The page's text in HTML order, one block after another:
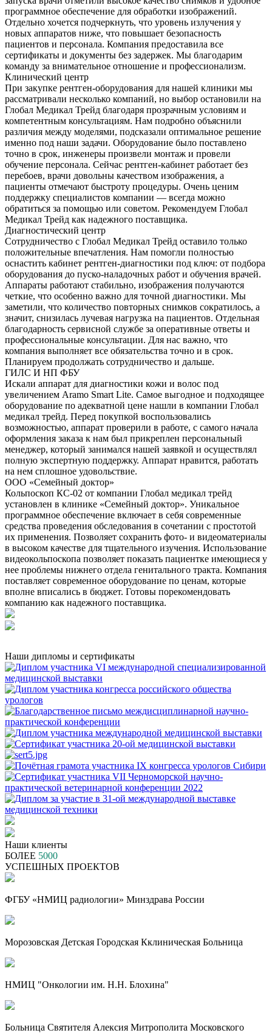
программное обеспечение для обработки изображений.
Отдельно хочется подчеркнуть, что уровень излучения у
новых аппаратов ниже, что повышает безопасность
пациентов и персонала. Компания предоставила все
сертификаты и документы без задержек. Мы благодарим
команду за внимательное отношение и профессионализм.
Клинический центр
При закупке рентген-оборудования для нашей клиники мы
рассматривали несколько компаний, но выбор остановили на
Глобал Медикал Трейд благодаря прозрачным условиям и
компетентным консультациям. Нам подробно объяснили
различия между моделями, подсказали оптимальное решение
именно под наши задачи. Оборудование было поставлено
точно в срок, инженеры произвели монтаж и провели
обучение персонала. Сейчас рентген-кабинет работает без
перебоев, врачи довольны качеством изображения, а
пациенты отмечают быстроту процедуры. Очень ценим
поддержку специалистов компании — всегда можно
обратиться за помощью или советом. Рекомендуем Глобал
Медикал Трейд как надежного поставщика.
Диагностический центр
Сотрудничество с Глобал Медикал Трейд оставило только
положительные впечатления. Нам помогли полностью
оснастить кабинет рентген-диагностики под ключ: от подбора
оборудования до пуско-наладочных работ и обучения врачей.
Аппараты работают стабильно, изображения получаются
четкие, что особенно важно для точной диагностики. Мы
заметили, что количество повторных снимков сократилось, а
значит, снизилась лучевая нагрузка на пациентов. Отдельная
благодарность сервисной службе за оперативные ответы и
профессиональные консультации. Для нас важно, что
компания выполняет все обязательства точно и в срок.
Планируем продолжать сотрудничество и дальше.
ГИЛС И НП ФБУ
Искали аппарат для диагностики кожи и волос под
увеличением Aramo Smart Lite. Самое выгодное и подходящее
оборудование по адекватной цене нашли в компании Глобал
медикал трейд. Перед покупкой воспользовались
возможностью, аппарат проверили в работе, с самого начала
оформления заказа к нам был прикреплен персональный
менеджер, который занимался нашей заявкой и осуществлял
полную экспертную поддержку. Аппарат нравится, работать
на нем сплошное удовольствие.
ООО «Семейный доктор»
Кольпоскоп КС-02 от компании Глобал медикал трейд
установлен в клинике «Семейный доктор». Уникальное
программное обеспечение включает в себя современные
средства проведения обследования в сочетании с простотой
их применения. Позволяет сохранить фото- и видеоматериалы
в высоком качестве для тщательного изучения. Использование
видеокольпоскопа позволяет показать пациентке имеющиеся у
нее проблемы нижнего отдела генитального тракта. Компания
поставляет современное оборудование по ценам, которые
вполне вписались в бюджет. Готовы порекомендовать
компанию как надежного поставщика.
Наши дипломы и сертификаты
Наши клиенты
БОЛЕЕ 5000
УСПЕШНЫХ ПРОЕКТОВ
ФГБУ «НМИЦ радиологии» Минздрава России
Морозовская Детская Городская Кклиническая Больница
НМИЦ "Онкологии им. Н.Н. Блохина"
Больница Святителя Алексия Митрополита Московского